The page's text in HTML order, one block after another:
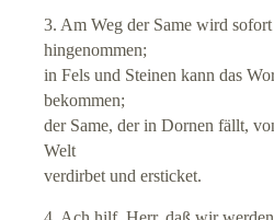
3. Am Weg der Same wird
hingenommen;
in Fels und Steinen kann das
bekommen;
der Same, der in Dornen fällt,
Welt
verdirbet und ersticket.